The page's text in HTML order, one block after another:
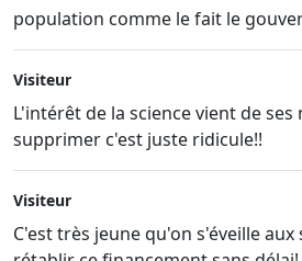
population comme le fait le
Visiteur
L'intérêt de la science vient de ses
supprimer c'est juste ridicule!!
Visiteur
C'est très jeune qu'on s'éveille aux